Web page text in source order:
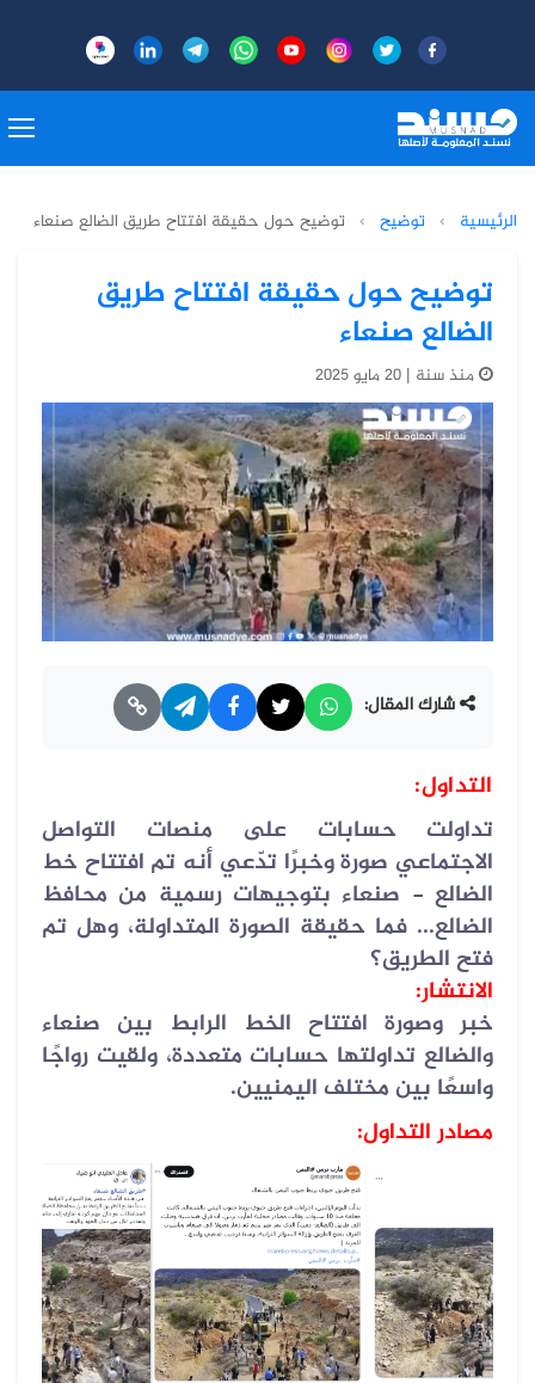
الرئيسية › توضيح › توضيح حول حقيقة افتتاح طريق الضالع صنعاء
توضيح حول حقيقة افتتاح طريق
الضالع صنعاء
منذ سنة | 20 مايو 2025
شارك المقال:
التداول:
تداولت حسابات على منصات التواصل
الاجتماعي صورة وخبرًا تدّعي أنه تم افتتاح خط
الضالع - صنعاء بتوجيهات رسمية من محافظ
الضالع... فما حقيقة الصورة المتداولة، وهل تم
فتح الطريق؟
الانتشار:
خبر وصورة افتتاح الخط الرابط بين صنعاء
والضالع تداولتها حسابات متعددة، ولقيت رواجًا
واسعًا بين مختلف اليمنيين.
مصادر التداول: